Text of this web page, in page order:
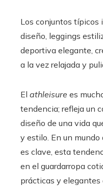
Los conjuntos típicos
diseño, leggings
deportiva elegante,
a la vez relajada y
El athleisure es
tendencia; refleja un
diseño de una vida
y estilo. En un
es clave, esta
en el guardarropa
prácticas y elegantes